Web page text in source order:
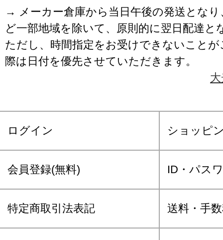
→ メーカー倉庫から当日午後の発送となり
ど一部地域を除いて、原則的に翌日配達と
ただし、時間指定をお受けできないこと
際は日付を優先させていただきます。
ログイン ショッピ
会員登録(無料) ID・パス
特定商取引法表記 送料・手